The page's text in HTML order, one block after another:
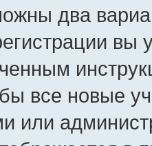
два
вы
все новые
или